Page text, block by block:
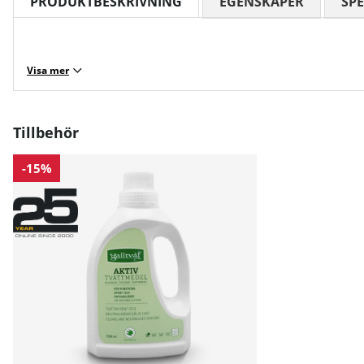
Visa mer
Tillbehör
-15%